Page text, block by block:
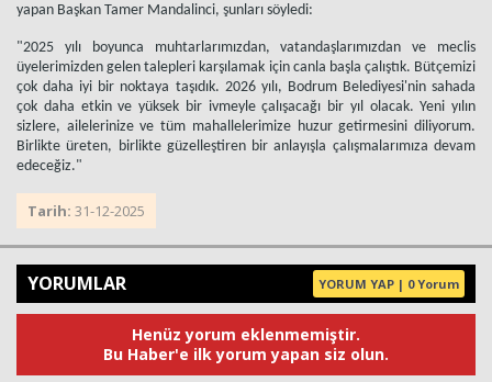
yapan Başkan Tamer Mandalinci, şunları söyledi:
"2025 yılı boyunca muhtarlarımızdan, vatandaşlarımızdan ve meclis
üyelerimizden gelen talepleri karşılamak için canla başla çalıştık. Bütçemizi
çok daha iyi bir noktaya taşıdık. 2026 yılı, Bodrum Belediyesi'nin sahada
çok daha etkin ve yüksek bir ivmeyle çalışacağı bir yıl olacak. Yeni yılın
sizlere, ailelerinize ve tüm mahallelerimize huzur getirmesini diliyorum.
Birlikte üreten, birlikte güzelleştiren bir anlayışla çalışmalarımıza devam
edeceğiz."
Tarih: 31-12-2025
YORUMLAR YORUM YAP | 0 Yorum
Henüz yorum eklenmemiştir.
Bu Haber'e ilk yorum yapan siz olun.